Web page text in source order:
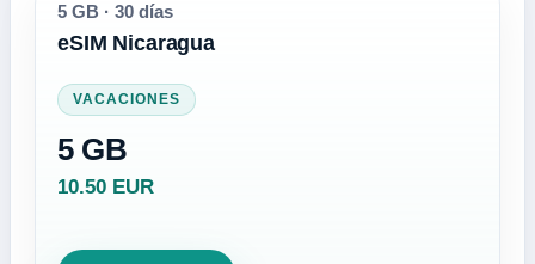
5 GB · 30 días
eSIM Nicaragua
VACACIONES
5 GB
10.50 EUR